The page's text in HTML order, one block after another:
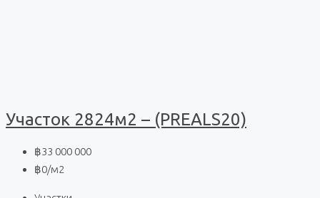
Участок 2824м2 – (PREALS20)
฿33 000 000
฿0/м2